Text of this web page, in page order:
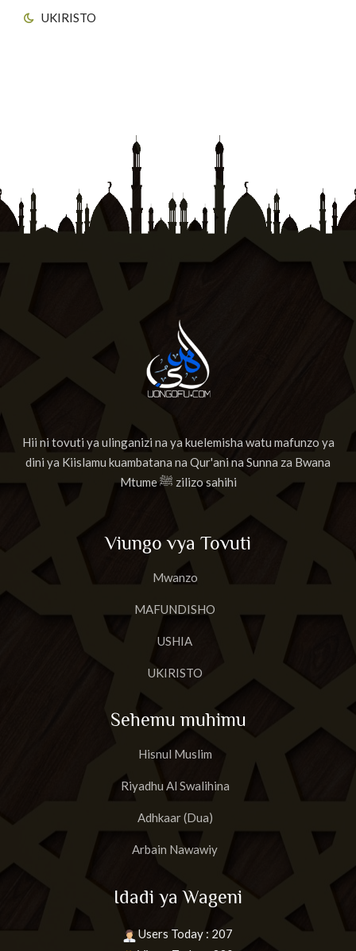
UKIRISTO
Hii ni tovuti ya ulinganizi na ya kuelemisha watu mafunzo ya
dini ya Kiislamu kuambatana na Qur'ani na Sunna za Bwana
Mtume ﷺ zilizo sahihi
Viungo vya Tovuti
Mwanzo
MAFUNDISHO
USHIA
UKIRISTO
Sehemu muhimu
Hisnul Muslim
Riyadhu Al Swalihina
Adhkaar (Dua)
Arbain Nawawiy
Idadi ya Wageni
Users Today : 207